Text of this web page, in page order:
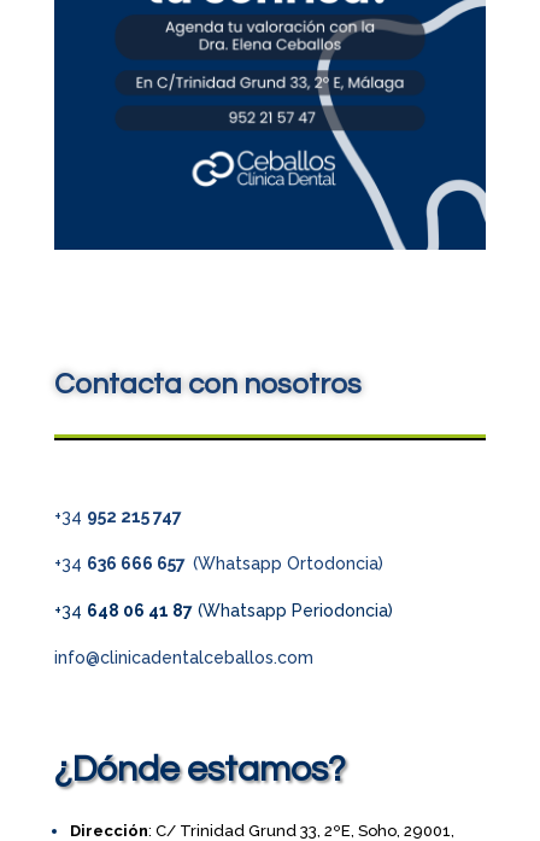
Contacta con nosotros
+34 952 215 747
+34 636 666 657 (Whatsapp Ortodoncia)
+34 648 06 41 87(Whatsapp Periodoncia)
info@clinicadentalceballos.com
¿Dónde estamos?
Dirección: C/ Trinidad Grund 33, 2ºE, Soho, 29001,